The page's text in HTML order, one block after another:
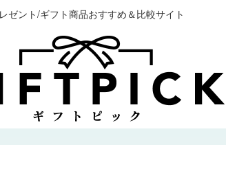
ゼント/ギフト商品おすすめ＆比較サイト